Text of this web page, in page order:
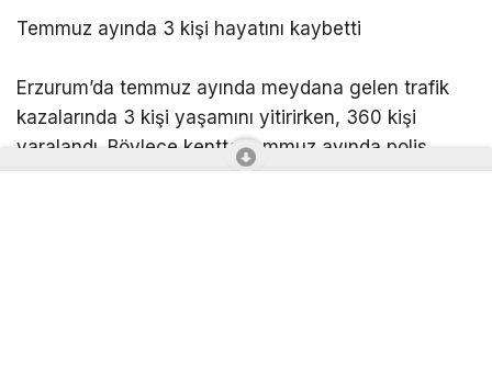
Temmuz ayında 3 kişi hayatını kaybetti
Erzurum’da temmuz ayında meydana gelen trafik
kazalarında 3 kişi yaşamını yitirirken, 360 kişi
yaralandı. Böylece kentte temmuz ayında polis
sorumluluk bölgesinde toplam 484 ölümlü-